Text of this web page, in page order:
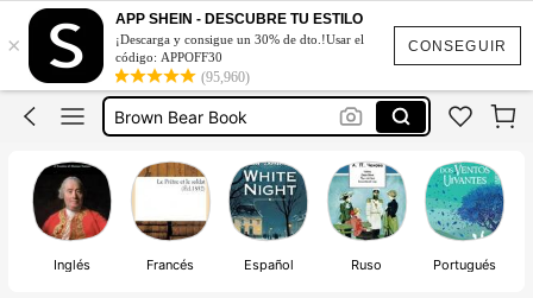
CONSEGUIR
×
APP SHEIN - DESCUBRE TU ESTILO
¡Descarga y consigue un 30% de dto.!Usar el
código: APPOFF30
(95,960)
Principito Y El Zorro
Orgullo Y Prejuicio Libro
Brown Bear Book
El Primcipito
Principito Y El Zorro
Orgullo Y Prejuicio Libro
Inglés Francés Español Ruso Portugués